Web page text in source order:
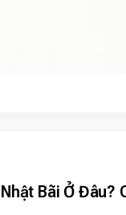
Bãi Ở Đâu?